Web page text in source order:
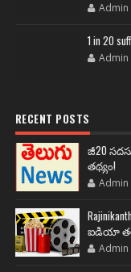
Admin
1 in 20
Admin
RECENT POSTS
జీ20
తథ్యం!
Admin
ఐడియా
Admin